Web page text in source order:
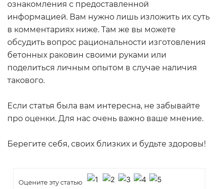
ознакомления с предоставленной
информацией. Вам нужно лишь изложить их суть
в комментариях ниже. Там же вы можете
обсудить вопрос рациональности изготовления
бетонных раковин своими руками или
поделиться личным опытом в случае наличия
такового.
Если статья была вам интересна, не забывайте
про оценки. Для нас очень важно ваше мнение.
Берегите себя, своих близких и будьте здоровы!
Оцените эту статью